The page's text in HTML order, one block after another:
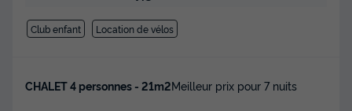
Club enfant Location de vélos
CHALET 4 personnes - 21m2Meilleur prix pour 7 nuits